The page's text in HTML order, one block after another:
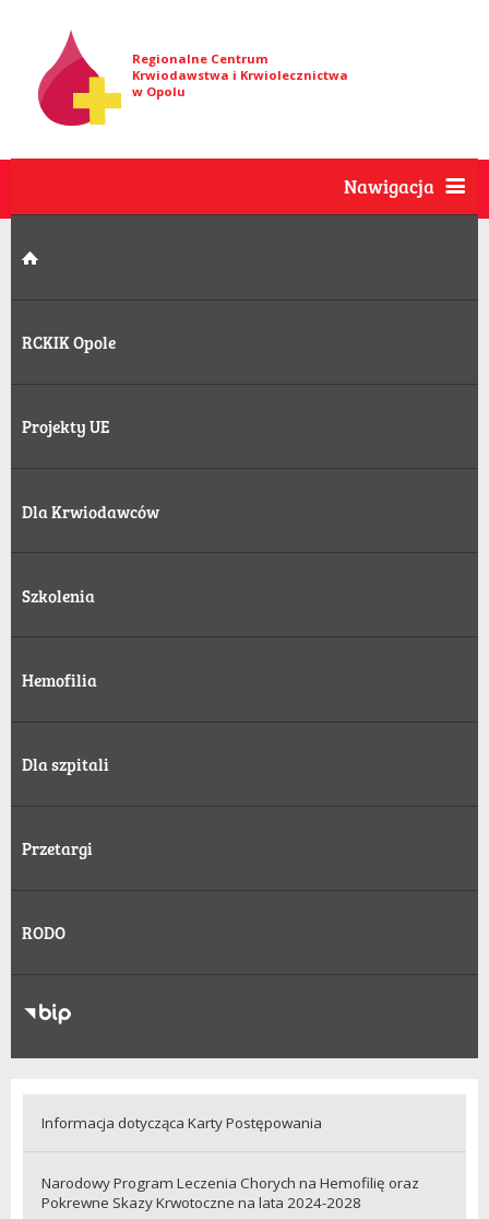
Regionalne Centrum
Krwiodawstwa i Krwiolecznictwa
w Opolu
Nawigacja
RCKIK Opole
Projekty UE
Dla Krwiodawców
Szkolenia
Hemofilia
Dla szpitali
Przetargi
RODO
RODO
Informacja dotycząca Karty Postępowania
Narodowy Program Leczenia Chorych na Hemofilię oraz
Pokrewne Skazy Krwotoczne na lata 2024-2028